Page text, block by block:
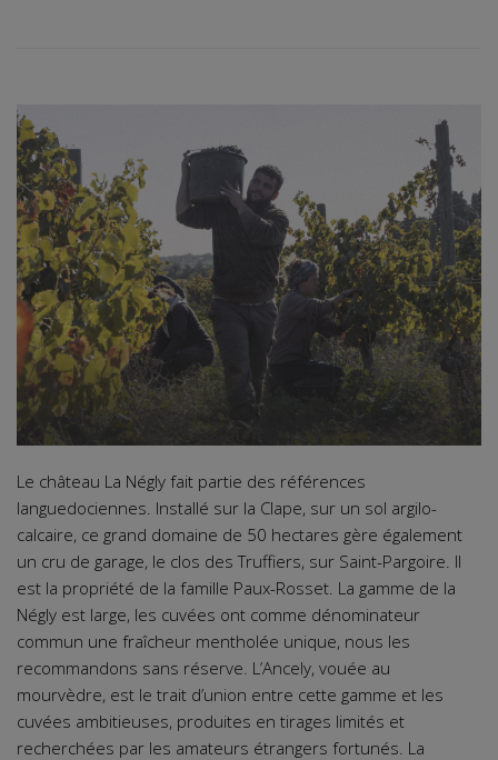
Le château La Négly fait partie des références
languedociennes. Installé sur la Clape, sur un sol argilo-
calcaire, ce grand domaine de 50 hectares gère également
un cru de garage, le clos des Truffiers, sur Saint-Pargoire. Il
est la propriété de la famille Paux-Rosset. La gamme de la
Négly est large, les cuvées ont comme dénominateur
commun une fraîcheur mentholée unique, nous les
recommandons sans réserve. L’Ancely, vouée au
mourvèdre, est le trait d’union entre cette gamme et les
cuvées ambitieuses, produites en tirages limités et
recherchées par les amateurs étrangers fortunés. La